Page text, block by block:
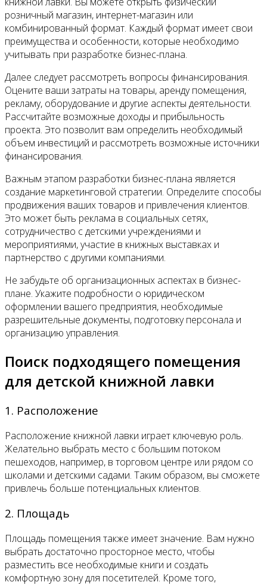
розничный магазин, интернет-магазин или
комбинированный формат. Каждый формат имеет свои
преимущества и особенности, которые необходимо
учитывать при разработке бизнес-плана.
Далее следует рассмотреть вопросы финансирования.
Оцените ваши затраты на товары, аренду помещения,
рекламу, оборудование и другие аспекты деятельности.
Рассчитайте возможные доходы и прибыльность
проекта. Это позволит вам определить необходимый
объем инвестиций и рассмотреть возможные источники
финансирования.
Важным этапом разработки бизнес-плана является
создание маркетинговой стратегии. Определите способы
продвижения ваших товаров и привлечения клиентов.
Это может быть реклама в социальных сетях,
сотрудничество с детскими учреждениями и
мероприятиями, участие в книжных выставках и
партнерство с другими компаниями.
Не забудьте об организационных аспектах в бизнес-
плане. Укажите подробности о юридическом
оформлении вашего предприятия, необходимые
разрешительные документы, подготовку персонала и
организацию управления.
Поиск подходящего помещения
для детской книжной лавки
1. Расположение
Расположение книжной лавки играет ключевую роль.
Желательно выбрать место с большим потоком
пешеходов, например, в торговом центре или рядом со
школами и детскими садами. Таким образом, вы сможете
привлечь больше потенциальных клиентов.
2. Площадь
Площадь помещения также имеет значение. Вам нужно
выбрать достаточно просторное место, чтобы
разместить все необходимые книги и создать
комфортную зону для посетителей. Кроме того,